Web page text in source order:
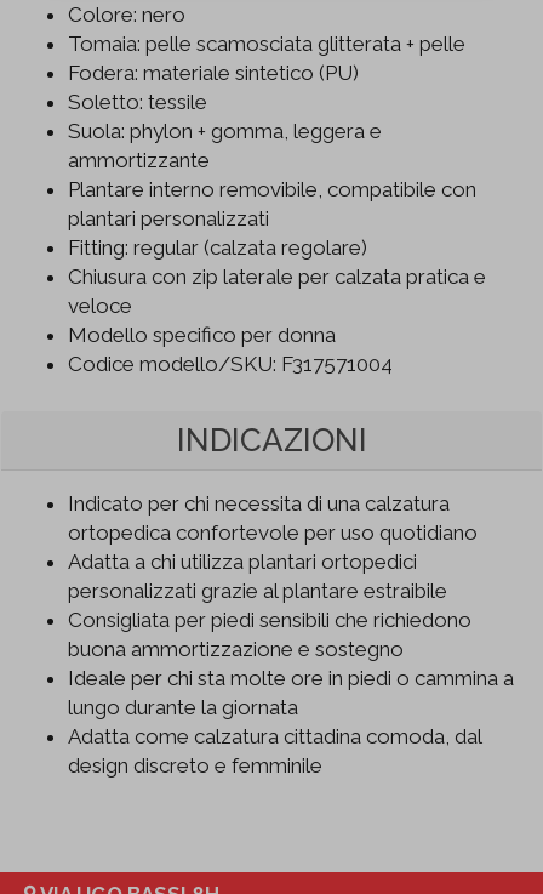
Colore: nero
Tomaia: pelle scamosciata glitterata + pelle
Fodera: materiale sintetico (PU)
Soletto: tessile
Suola: phylon + gomma, leggera e
ammortizzante
Plantare interno removibile, compatibile con
plantari personalizzati
Fitting: regular (calzata regolare)
Chiusura con zip laterale per calzata pratica e
veloce
Modello specifico per donna
Codice modello/SKU: F317571004
INDICAZIONI
Indicato per chi necessita di una calzatura
ortopedica confortevole per uso quotidiano
Adatta a chi utilizza plantari ortopedici
personalizzati grazie al plantare estraibile
Consigliata per piedi sensibili che richiedono
buona ammortizzazione e sostegno
Ideale per chi sta molte ore in piedi o cammina a
lungo durante la giornata
Adatta come calzatura cittadina comoda, dal
design discreto e femminile